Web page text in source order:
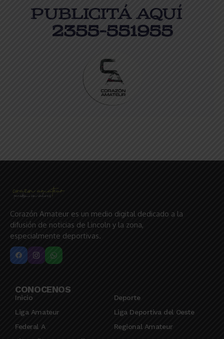
Corazón Amateur es un medio digital dedicado a la
difusión de noticias de Lincoln y la zona,
especialmente deportivas.
CONOCENOS
Inicio
Deporte
Liga Amateur
Liga Deportiva del Oeste
Federal A
Regional Amateur